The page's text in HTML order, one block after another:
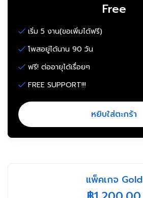
Free
เริ่ม 5 งาน(ขอเพิ่มได้ฟรี)
โพสอยู่ได้นาน 90 วัน
ฟรี! ต่ออายุได้เรื่อยๆ
FREE SUPPORT!!!
หยิบใส่ตะกร้า
แพ็คเกจ Gold